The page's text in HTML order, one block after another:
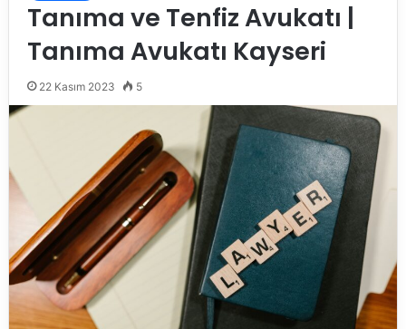
Tanıma ve Tenfiz Avukatı |
Tanıma Avukatı Kayseri
22 Kasım 2023 5